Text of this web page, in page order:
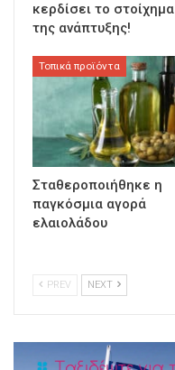
κερδίσει το στοίχημα
της ανάπτυξης!
Τοπικά προϊόντα
Σταθεροποιήθηκε η
παγκόσμια αγορά
ελαιολάδου
PREV NEXT